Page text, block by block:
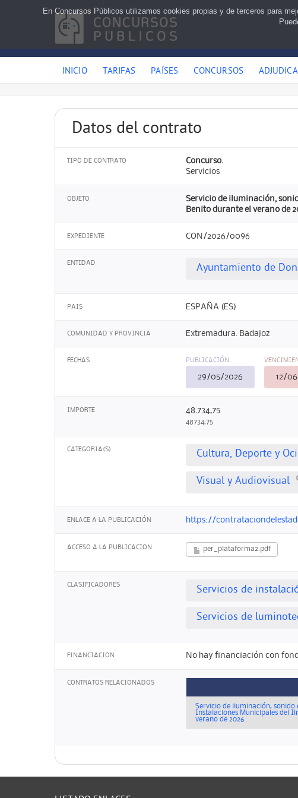
INICIO TARIFAS PAÍSES CONCURSOS
Datos del contrato
TIPO DE CONTRATO
Concurso.
Servicios
OBJETO
Servicio de iluminación,
Benito durante el verano de
EXPEDIENTE CON/2026/0096
ENTIDAD Ayuntamiento de
PAIS ESPAÑA (ES)
COMUNIDAD Y PROVINCIA Extremadura. Badajoz
FECHAS PUBLICACIÓN
29/05/2026 12/
IMPORTE 48.734,75
48734,75
CATEGORIA(S) Cultura, Deporte y
Visual y Audiovisual
ENLACE A LA PUBLICACIÓN https://
ACCESO A LA PUBLICACION per_plataforma2.pdf
CLASIFICADORES Servicios de
Servicios de
FINANCIACION No hay financiación con
CONTRATOS RELACIONADOS
Servicio de iluminación, sonido
Instalaciones Municipales del
verano de 2026
En Concursos Públicos utilizamos cookies propias y de terceros para